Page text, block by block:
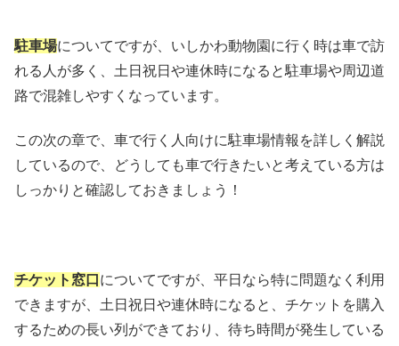
駐車場についてですが、いしかわ動物園に行く時は車で訪
れる人が多く、土日祝日や連休時になると駐車場や周辺道
路で混雑しやすくなっています。
この次の章で、車で行く人向けに駐車場情報を詳しく解説
しているので、どうしても車で行きたいと考えている方は
しっかりと確認しておきましょう！
チケット窓口 についてですが、平日なら特に問題なく利用
できますが、土日祝日や連休時になると、チケットを購入
するための長い列ができており、待ち時間が発生している